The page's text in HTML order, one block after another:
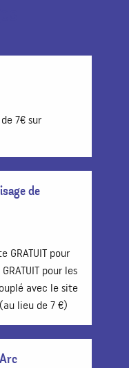
7€ sur
de
GRATUIT pour
pour les
avec le site
lieu de 7 €)